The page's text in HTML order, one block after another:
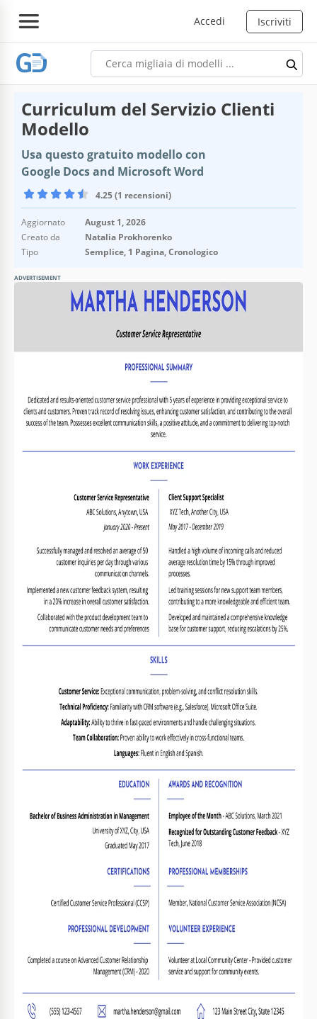
Accedi Iscriviti
Curriculum del Servizio Clienti
Modello
Usa questo gratuito modello con
Google Docs and Microsoft Word
4.25 (1 recensioni)
Aggiornato
August 1, 2026
Creato da
Natalia Prokhorenko
Tipo
Semplice, 1 Pagina, Cronologico
ADVERTISEMENT